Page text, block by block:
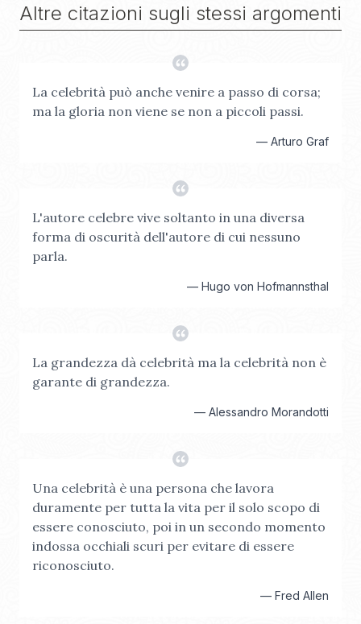
Altre citazioni sugli stessi argomenti
La celebrità può anche venire a passo di corsa;
ma la gloria non viene se non a piccoli passi.
— Arturo Graf
L'autore celebre vive soltanto in una diversa
forma di oscurità dell'autore di cui nessuno
parla.
— Hugo von Hofmannsthal
La grandezza dà celebrità ma la celebrità non è
garante di grandezza.
— Alessandro Morandotti
Una celebrità è una persona che lavora
duramente per tutta la vita per il solo scopo di
essere conosciuto, poi in un secondo momento
indossa occhiali scuri per evitare di essere
riconosciuto.
— Fred Allen